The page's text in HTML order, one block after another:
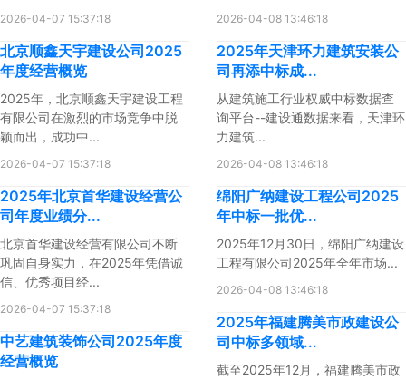
2026-04-07 15:37:18
北京顺鑫天宇建设公司2025
年度经营概览
2025年，北京顺鑫天宇建设工程
有限公司在激烈的市场竞争中脱
颖而出，成功中...
2026-04-07 15:37:18
2025年北京首华建设经营公
司年度业绩分...
北京首华建设经营有限公司不断
巩固自身实力，在2025年凭借诚
信、优秀项目经...
2026-04-07 15:37:18
中艺建筑装饰公司2025年度
经营概览
2026-04-08 13:46:18
2025年天津环力建筑安装公
司再添中标成...
从建筑施工行业权威中标数据查
询平台--建设通数据来看，天津环
力建筑...
2026-04-08 13:46:18
绵阳广纳建设工程公司2025
年中标一批优...
2025年12月30日，绵阳广纳建设
工程有限公司2025年全年市场...
2026-04-08 13:46:18
2025年福建腾美市政建设公
司中标多领域...
截至2025年12月，福建腾美市政